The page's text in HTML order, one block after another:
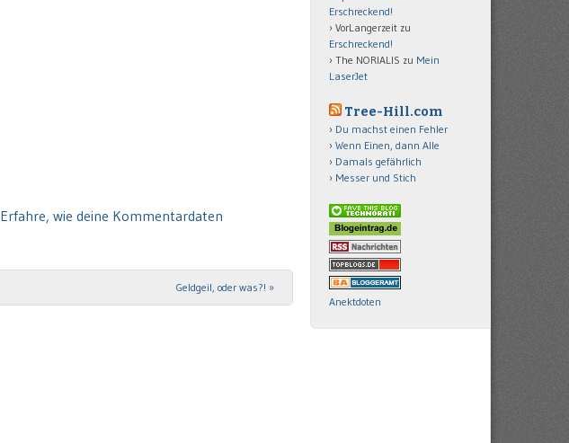
Erfahre, wie deine Kommentardaten
Geldgeil, oder was?! »
Erschreckend!
VorLangerzeit zu
Erschreckend!
The NORIALIS zu Mein
LaserJet
Tree-Hill.com
Du machst einen Fehler
Wenn Einen, dann Alle
Damals gefährlich
Messer und Stich
Anektdoten